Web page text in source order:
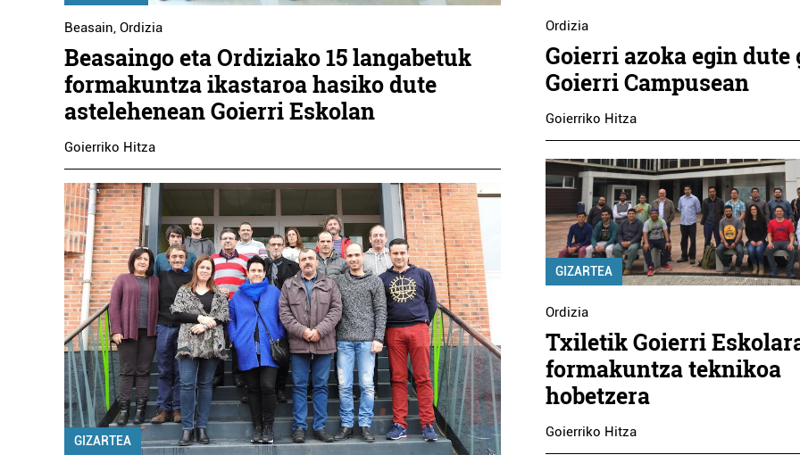
Beasain, Ordizia
Beasaingo eta Ordiziako 15 langabetuk
formakuntza ikastaroa hasiko dute
astelehenean Goierri Eskolan
Goierriko Hitza
GIZARTEA
Ordizia
Goierri azoka egin dute
Goierri Campusean
Goierriko Hitza
GIZARTEA
Ordizia
Txiletik Goierri
formakuntza teknikoa
hobetzera
Goierriko Hitza